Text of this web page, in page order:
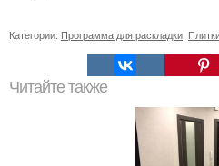
Категории: Программа для раскладки,
Читайте также